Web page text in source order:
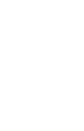
商务服务有限公司
务服务
么【今日推荐网-北京工商/
注意事项】价格_厂家_图
城
哪些问题？-融信光
区公司注册地址_京百旺（